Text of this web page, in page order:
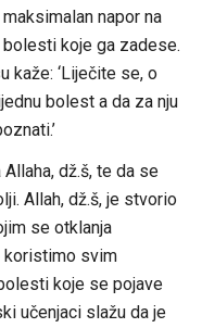
napor na
koje ga zadese.
kaže: ‘Liječite se, o
bolest a da za nju
dž.š, te da se
Allah, dž.š, je stvorio
se otklanja
koristimo svim
koje se pojave
učenjaci slažu da je